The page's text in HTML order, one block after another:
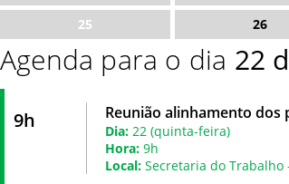
25
26
Agenda para o dia 22
9h Reunião alinhamento dos
Dia: 22 (quinta-feira)
Hora: 9h
Local: Secretaria do Trabalho